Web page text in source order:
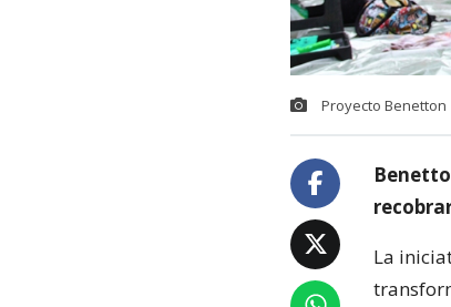
Proyecto Benetton
La